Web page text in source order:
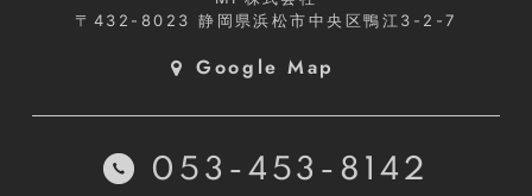
〒432-8023静岡県浜松市中央区鴨江3-2-7
Google Map
053-453-8142